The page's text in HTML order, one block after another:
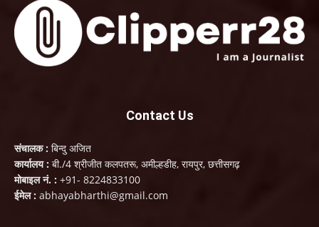
Contact Us
संचालक : बिन्दु अजित
कार्यालय : बी./4 श्रीजीत कलपतरू, अमील्हडीह, रायपुर, छत्तीसगढ़
मोबाइल नं. : +91- 8224833100
ईमेल : abhayabharthi@gmail.com